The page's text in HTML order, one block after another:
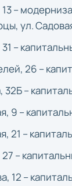
–
ул.
–
26 –
32Б –
9 –
21 –
–
12 –